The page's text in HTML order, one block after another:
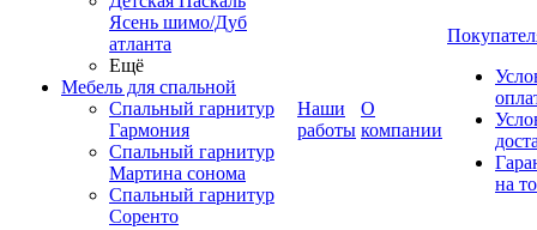
Ясень шимо/Дуб
атланта
Ещё
Мебель для спальной
Спальный гарнитур
Гармония
Спальный гарнитур
Мартина сонома
Спальный гарнитур
Соренто
Наши
работы
О
компании
на